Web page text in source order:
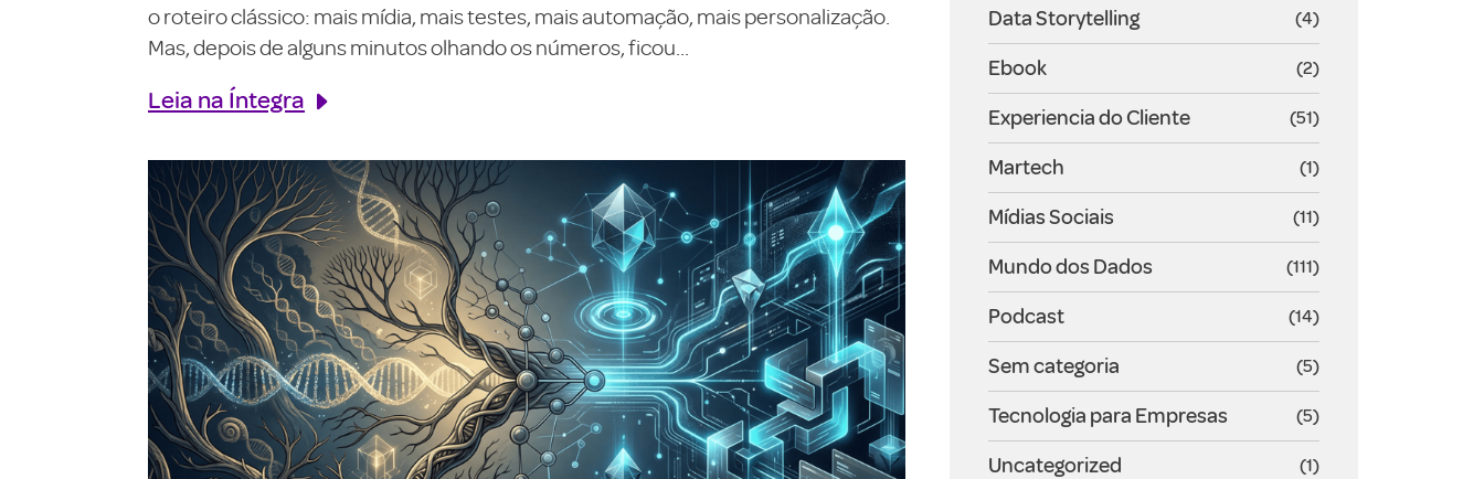
o roteiro clássico: mais mídia, mais testes, mais automação, mais personalização.
Mas, depois de alguns minutos olhando os números, ficou...
Leia na Íntegra
Data Storytelling (4)
Ebook (2)
Experiencia do Cliente (51)
Martech (1)
Mídias Sociais (11)
Mundo dos Dados (111)
Podcast (14)
Sem categoria (5)
Tecnologia para Empresas (5)
Uncategorized (1)